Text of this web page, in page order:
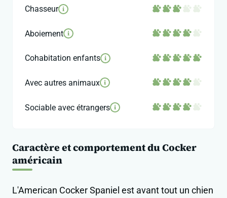
Chasseur i
Aboiement i
Cohabitation enfants i
Avec autres animaux i
Sociable avec étrangers i
Caractère et comportement du Cocker
américain
L'American Cocker Spaniel est avant tout un chien